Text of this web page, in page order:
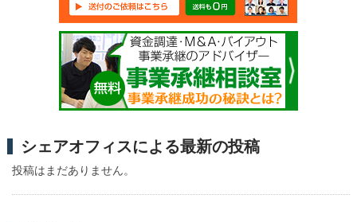
シェアオフィスによる最新の投稿
投稿はまだありません。